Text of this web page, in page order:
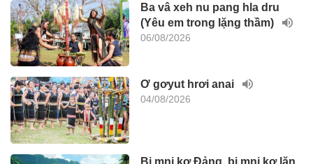
Ba vâ xeh nu pang hla dru
(Yêu em trong lặng thầm)
06/08/2026
Ơ gơyut hrơi anai
04/08/2026
Bi mni kơ Đảng, bi mni kơ lăn